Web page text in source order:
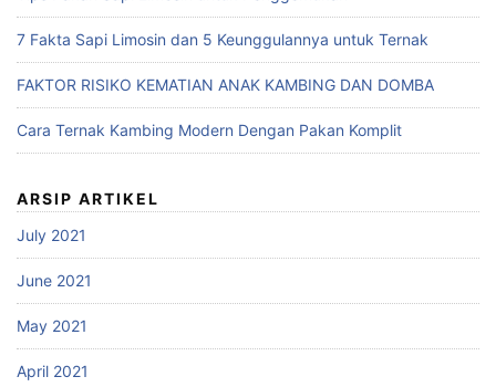
7 Fakta Sapi Limosin dan 5 Keunggulannya untuk Ternak
FAKTOR RISIKO KEMATIAN ANAK KAMBING DAN DOMBA
Cara Ternak Kambing Modern Dengan Pakan Komplit
ARSIP ARTIKEL
July 2021
June 2021
May 2021
April 2021